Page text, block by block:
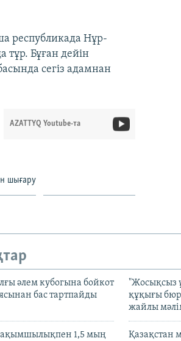
республикада Нұр-
тұр. Бұған дейін
сегіз адамнан
AZATTYQ Youtube-та
шығару
әлем кубогына бойкот
бас тартпайды
"Жосықсыз
құқығы
жайлы
1,5 мың
Қазақстан